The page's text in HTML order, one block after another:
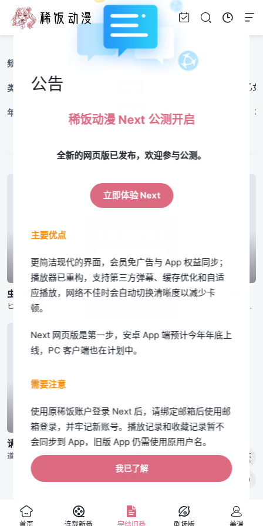
立即下载
我知道了
频道 完结旧番 剧场版 美漫
类型
百合 漫改 乙
年份 2017 2016 2014 2013
第集
虫师 特别篇 铃之雫
第集
悠哉日常大王 Repeat 玉响～毕业写真～
这年春天，枫、薰、乃理惠、麻音四人升入高中三年级。在加奈惠学姐毕业之后，有两名学妹加入了摄影部。加入了新的伙伴的同时，大家仍然过着和以前没什么不同的喧闹的每一天。但四个人在大约一年后就要面临毕业，心中
第集
请问您今天要来点兔子吗？？
道に迷って喫茶ラビットハウスにやってきたココア。 実は、そこが彼女が住み込むことになっていた喫茶店で…。 ちっちゃくてクールなチノ、军人気质なリゼ、おっとり和风な千夜、気品あふれる庶民派のシャロと
第集
水星领航员 The AVVENIRE
TVアニメ放送开始10周年记念プロジェクト『苍のカーテンコール』のひとつとしてスタート 9月26日(土)に公开される『ARIA The AVVENIRE』は过去にアニメ化されなかった原作からの２ 繁

公告
稀饭动漫 Next 公测开启
全新的网页版已发布，欢迎参与公测。
立即体验 Next
主要优点
更简洁现代的界面，会员免广告与 App 权益同步；
播放器已重构，支持第三方弹幕、缓存优化和自适
应播放，网络不佳时会自动切换清晰度以减少卡
顿。
Next 网页版是第一步，安卓 App 端预计今年年底上
线，PC 客户端也在计划中。
需要注意
使用原稀饭账户登录 Next 后，请绑定邮箱后使用邮
箱登录，并牢记新账号。播放记录和收藏记录暂不
会同步到 App，旧版 App 仍需使用原用户名。
如果您介意以上限制，可以暂时继续使用旧版网页
端；我们会在 Next App 上线前保留旧版入口。
旧版公告
我已了解